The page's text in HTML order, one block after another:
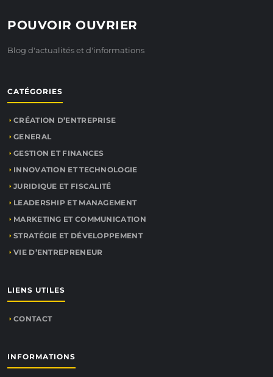
POUVOIR OUVRIER
Blog d'actualités et d'informations
CATÉGORIES
CRÉATION D’ENTREPRISE
GENERAL
GESTION ET FINANCES
INNOVATION ET TECHNOLOGIE
JURIDIQUE ET FISCALITÉ
LEADERSHIP ET MANAGEMENT
MARKETING ET COMMUNICATION
STRATÉGIE ET DÉVELOPPEMENT
VIE D’ENTREPRENEUR
LIENS UTILES
CONTACT
INFORMATIONS